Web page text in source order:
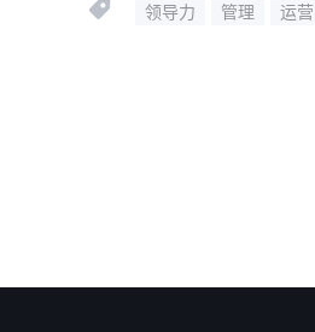
领导力 管理 运营